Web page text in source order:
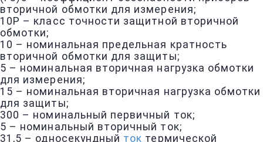
вторичной обмотки для измерения;
10Р – класс точности защитной вторичной
обмотки;
10 – номинальная предельная кратность
вторичной обмотки для защиты;
5 – номинальная вторичная нагрузка обмотки
для измерения;
15 – номинальная вторичная нагрузка обмотки
для защиты;
300 – номинальный первичный ток;
5 – номинальный вторичный ток;
31,5 – односекундный ток термической